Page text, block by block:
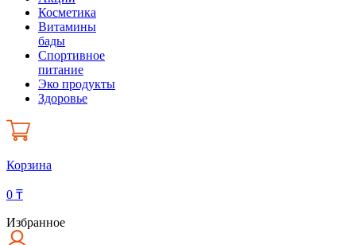
Косметика
Витамины
бады
Спортивное
питание
Эко продукты
Здоровье
Корзина
0 ₸
Избранное